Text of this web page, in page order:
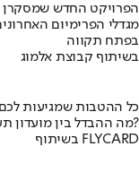
הפרויקט החדש שמסקרן
בפתח תקווה
בשיתוף קבוצת אלמוג
כל ההטבות שמגיעות לכם
מה ההבדל בין מועדון תעופה וכרטיס אשראי?
בשיתוף FLYCARD